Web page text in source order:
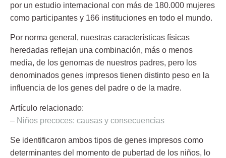
por un estudio internacional con más de 180.000 mujeres
como participantes y 166 instituciones en todo el mundo.
Por norma general, nuestras características físicas
heredadas reflejan una combinación, más o menos
media, de los genomas de nuestros padres, pero los
denominados genes impresos tienen distinto peso en la
influencia de los genes del padre o de la madre.
Artículo relacionado:
– Niños precoces: causas y consecuencias
Se identificaron ambos tipos de genes impresos como
determinantes del momento de pubertad de los niños, lo